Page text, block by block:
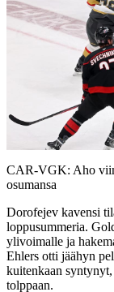
CAR-VGK: Aho
osumansa
Dorofejev kavensi
loppusummeria.
ylivoimalle ja
Ehlers otti jäähyn
kuitenkaan
tolppaan.